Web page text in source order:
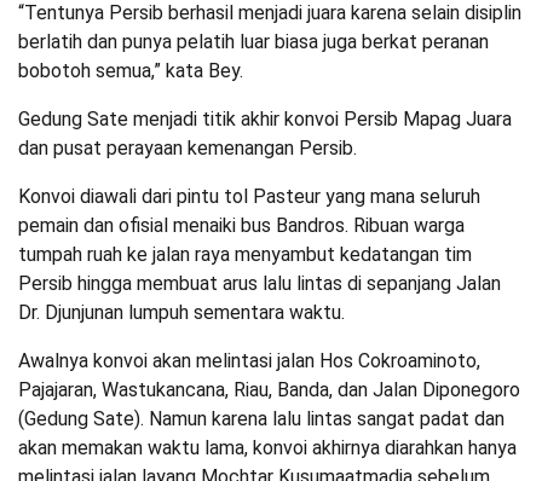
“Tentunya Persib berhasil menjadi juara karena selain disiplin
berlatih dan punya pelatih luar biasa juga berkat peranan
bobotoh semua,” kata Bey.
Gedung Sate menjadi titik akhir konvoi Persib Mapag Juara
dan pusat perayaan kemenangan Persib.
Konvoi diawali dari pintu tol Pasteur yang mana seluruh
pemain dan ofisial menaiki bus Bandros. Ribuan warga
tumpah ruah ke jalan raya menyambut kedatangan tim
Persib hingga membuat arus lalu lintas di sepanjang Jalan
Dr. Djunjunan lumpuh sementara waktu.
Awalnya konvoi akan melintasi jalan Hos Cokroaminoto,
Pajajaran, Wastukancana, Riau, Banda, dan Jalan Diponegoro
(Gedung Sate). Namun karena lalu lintas sangat padat dan
akan memakan waktu lama, konvoi akhirnya diarahkan hanya